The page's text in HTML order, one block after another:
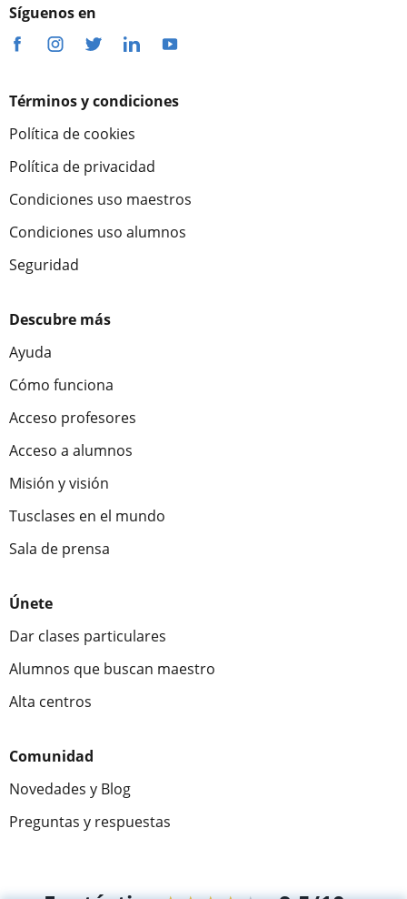
Síguenos en
Términos y condiciones
Política de cookies
Política de privacidad
Condiciones uso maestros
Condiciones uso alumnos
Seguridad
Descubre más
Ayuda
Cómo funciona
Acceso profesores
Acceso a alumnos
Misión y visión
Tusclases en el mundo
Sala de prensa
Únete
Dar clases particulares
Alumnos que buscan maestro
Alta centros
Comunidad
Novedades y Blog
Preguntas y respuestas